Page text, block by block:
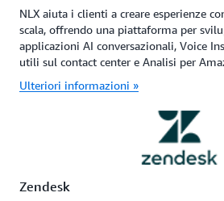
NLX aiuta i clienti a creare esperienze
scala, offrendo una piattaforma per
applicazioni AI conversazionali, Voice
utili sul contact center e Analisi per
Ulteriori informazioni »
Zendesk